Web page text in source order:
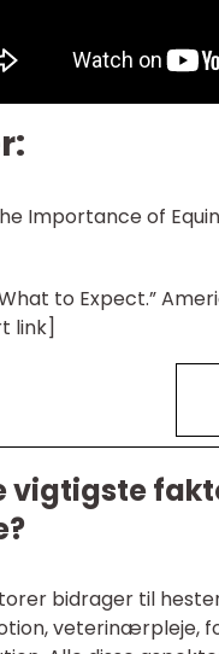
Importance of
to Expect.”
link]
vigtigste
bidrager til
veterinærpleje,